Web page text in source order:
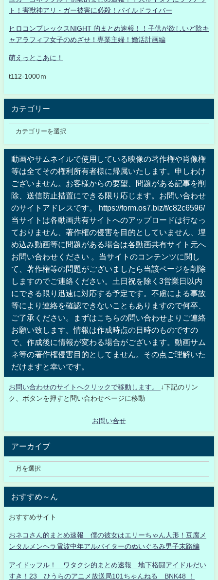
ト！害獣神アリ・ガー被害に必殺！パイルドライバー
ヒロコンプレックスNIGHT 的まとめ速報！！子供が欲しいど陰キ
ャアラフィフ女子のめざせ！専業主婦！婚活計画編
萌えっとこあに！
t112-1000ｍ
カテゴリー
動画やサムネイルで使用している映像の著作権や肖像権
等は全てその権利所有者様に帰属いたします。申しわけ
ございません。お客様からの要望、問題がある記事を削
除、送信防止措置にできる限り応じます。お問い合わせ
のサイトアドレスです。 https://form.os7.biz/f/c82c6596/
当サイトは各動画共有サイトへのアップロードは行なっ
ておりません、著作権の侵害を目的としていません、埋
め込み動画等に問題がある場合は各動画共有サイト元へ
お問い合わせください 。当サイトのコンテンツに関し
て、著作権等の問題がございましたら当該ページを削除
しますのでご連絡ください。土日祝を除く3営業日以内
にできる限り迅速に対応する予定です。不慮による事故
等により連絡を確認できないこともありますので何卒、
ご了承ください。まずはこちらの問い合わせよりご連絡
お願い致します。情報は作成時点の日時のものですの
で、作成後に情報が変わる場合がございます。動画サム
ネ等の著作権侵害目的としてません。その点ご理解いた
だけますと幸いです。
お問い合わせのサイトへクリックで移動します。
↓下記のリン
ク、ボタンを押すと問い合わせページに移動
お問い合せ
アーカイブ
おすすめ～ん
おすすめサイト
おネコさん的まとめ速報 僕の彼女はエリーちゃん人形！豆腐メ
ンタルメンヘラ電波中年アルバイターのぬいぐるみ男子末路編
アイドッフル！ ワタクシ的まとめ速報 地下格闘アイドルだい
すき！23 ひうらのアニメ放送局101ちゃんねる BNK48 ！